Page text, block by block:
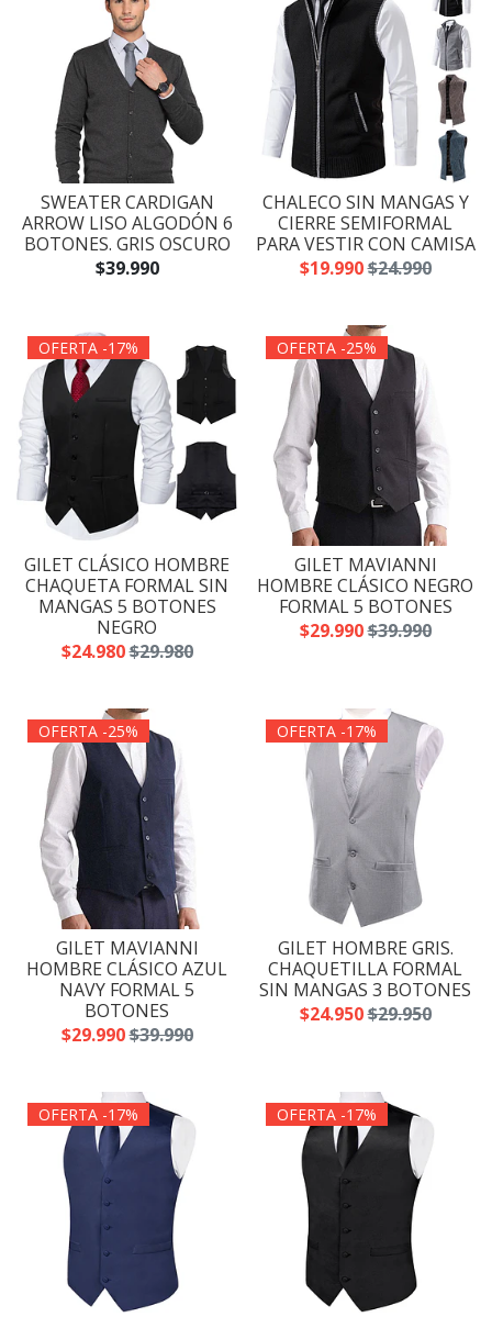
SWEATER CARDIGAN
ARROW LISO ALGODÓN 6
BOTONES. GRIS OSCURO
$39.990
CHALECO SIN MANGAS Y
CIERRE SEMIFORMAL
PARA VESTIR CON CAMISA
$19.990$24.990
OFERTA -17%
GILET CLÁSICO HOMBRE
CHAQUETA FORMAL SIN
MANGAS 5 BOTONES
NEGRO
$24.980$29.980
OFERTA -25%
GILET MAVIANNI
HOMBRE CLÁSICO NEGRO
FORMAL 5 BOTONES
$29.990$39.990
OFERTA -25%
GILET MAVIANNI
HOMBRE CLÁSICO AZUL
NAVY FORMAL 5
BOTONES
$29.990$39.990
OFERTA -17%
GILET HOMBRE GRIS.
CHAQUETILLA FORMAL
SIN MANGAS 3 BOTONES
$24.950$29.950
OFERTA -17% OFERTA -17%